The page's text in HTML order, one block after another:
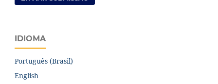
IDIOMA
Português (Brasil)
English